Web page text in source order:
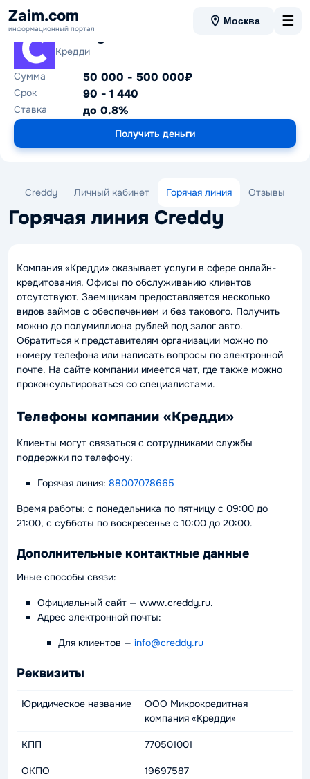
Zaim.com
информационный портал
Москва ☰
Creddy
Кредди
Сумма
50 000 - 500 000₽
Срок 90 - 1 440
Ставка до 0.8%
Получить деньги
Creddy Личный кабинет Горячая линия Отзывы
Горячая линия Creddy
Компания «Кредди» оказывает услуги в сфере онлайн-
кредитования. Офисы по обслуживанию клиентов
отсутствуют. Заемщикам предоставляется несколько
видов займов с обеспечением и без такового. Получить
можно до полумиллиона рублей под залог авто.
Обратиться к представителям организации можно по
номеру телефона или написать вопросы по электронной
почте. На сайте компании имеется чат, где также можно
проконсультироваться со специалистами.
Телефоны компании «Кредди»
Клиенты могут связаться с сотрудниками службы
поддержки по телефону:
Горячая линия: 88007078665
Время работы: с понедельника по пятницу с 09:00 до
21:00, с субботы по воскресенье с 10:00 до 20:00.
Дополнительные контактные данные
Иные способы связи:
Официальный сайт — www.creddy.ru.
Адрес электронной почты:
Для клиентов — info@creddy.ru
Реквизиты
Юридическое название
ООО Микрокредитная
компания «Кредди»
КПП 770501001
ОКПО 19697587